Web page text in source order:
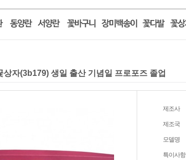
상자(3b179) 생일 출산 기념일 프로포즈 졸업
제조사
제조국
모델명
특이사항